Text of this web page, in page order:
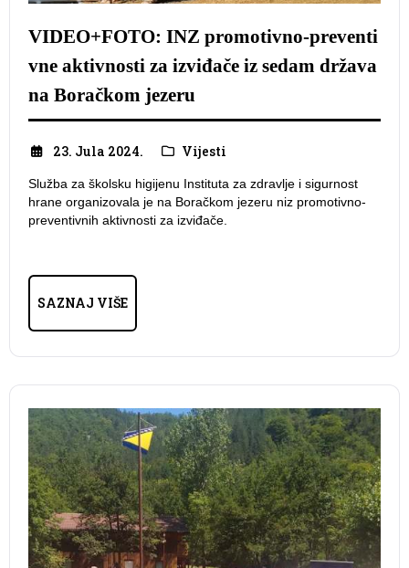
VIDEO+FOTO: INZ promotivno-preventi
vne aktivnosti za izviđače iz sedam država
na Boračkom jezeru
23. Jula 2024. Vijesti
Služba za školsku higijenu Instituta za zdravlje i sigurnost
hrane organizovala je na Boračkom jezeru niz promotivno-
preventivnih aktivnosti za izviđače.
SAZNAJ VIŠE